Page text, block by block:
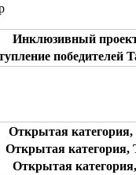
Инклюзивный
победителей
Открытая категория,
Открытая категория,
Открытая